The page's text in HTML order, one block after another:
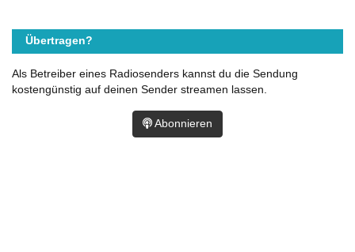
Übertragen?
Als Betreiber eines Radiosenders kannst du die Sendung
kostengünstig auf deinen Sender streamen lassen.
Abonnieren